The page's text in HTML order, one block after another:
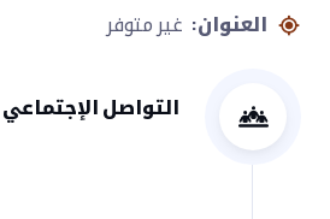
العنوان: غير متوفر
التواصل الإجتماعي